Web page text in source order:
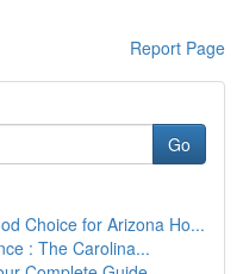
Report Page
Go
Choice for Arizona Ho...
: The Carolina...